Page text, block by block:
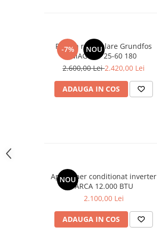
-7% NOU
Pompa recirculare Grundfos
MAGNA1 25-60 180
2.600,00 Lei2.420,00 Lei
ADAUGA IN COS
NOU
Aparat aer conditionat inverter
ARCA 12.000 BTU
2.100,00 Lei
ADAUGA IN COS